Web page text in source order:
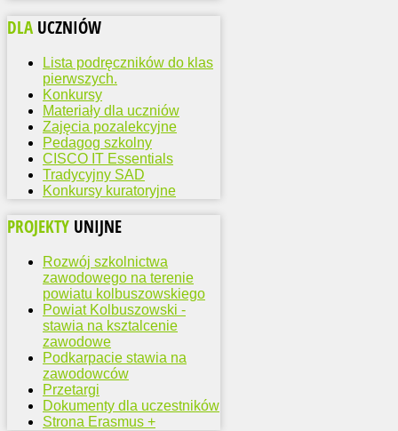
DLA UCZNIÓW
Lista podręczników do klas
pierwszych.
Konkursy
Materiały dla uczniów
Zajęcia pozalekcyjne
Pedagog szkolny
CISCO IT Essentials
Tradycyjny SAD
Konkursy kuratoryjne
PROJEKTY UNIJNE
Rozwój szkolnictwa
zawodowego na terenie
powiatu kolbuszowskiego
Powiat Kolbuszowski -
stawia na ksztalcenie
zawodowe
Podkarpacie stawia na
zawodowców
Przetargi
Dokumenty dla uczestników
Strona Erasmus +